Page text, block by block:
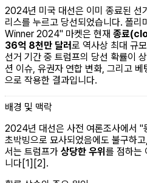
2024년 미국 대선은 이미 종료된 선
리스를 누르고 당선되었습니다. 폴
Winner 2024" 마켓은 현재 종료
36억 8천만 달러로 역사상 최대 규
선거 기간 중 트럼프의 당선 확률이
션 이슈, 유권자 연합 변화, 그리고
으로 작용한 결과입니다.
배경 및 맥락
2024년 대선은 사전 여론조사에서
초박빙으로 묘사되었음에도 불구하
서는 트럼프가 상당한 우위 를 점하는
니다[1][2].